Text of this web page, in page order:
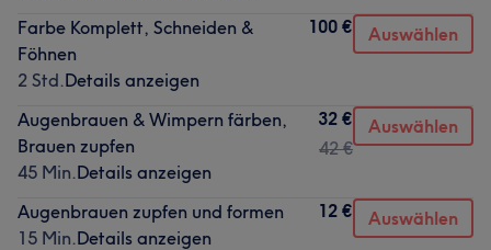
Farbe Komplett, Schneiden &
Föhnen
2 Std.Details anzeigen
100 € Auswählen
Augenbrauen & Wimpern färben,
Brauen zupfen
45 Min.Details anzeigen
32 €
42 €
Auswählen
Augenbrauen zupfen und formen
15 Min.Details anzeigen
12 € Auswählen